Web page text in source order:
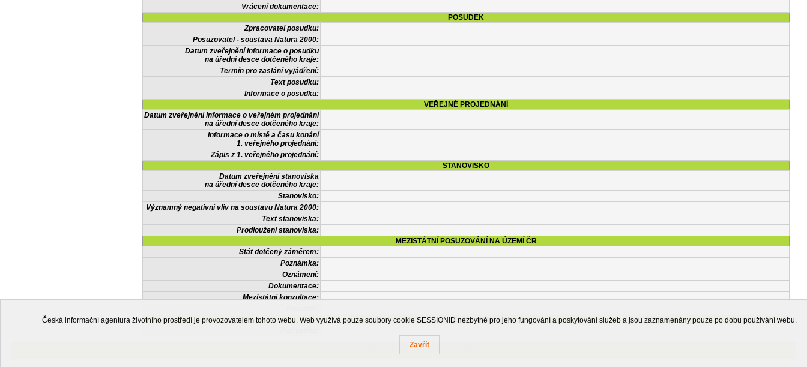
Vrácení dokumentace:
POSUDEK
Zpracovatel posudku:
Posuzovatel - soustava Natura 2000:
Datum zveřejnění informace o posudku
na úřední desce dotčeného kraje:
Termín pro zaslání vyjádření:
Text posudku:
Informace o posudku:
VEŘEJNÉ PROJEDNÁNÍ
Datum zveřejnění informace o veřejném projednání
na úřední desce dotčeného kraje:
Informace o místě a času konání
1. veřejného projednání:
Zápis z 1. veřejného projednání:
STANOVISKO
Datum zveřejnění stanoviska
na úřední desce dotčeného kraje:
Stanovisko:
Významný negativní vliv na soustavu Natura 2000:
Text stanoviska:
Prodloužení stanoviska:
MEZISTÁTNÍ POSUZOVÁNÍ NA ÚZEMÍ ČR
Stát dotčený záměrem:
Poznámka:
Oznámení:
Dokumentace:
Mezistátní konzultace:
OSTATNÍ INFORMACE
Česká informační agentura životního prostředí
Česká informační agentura životního prostředí je provozovatelem tohoto webu. Web využívá pouze soubory cookie SESSIONID nezbytné pro jeho fungování a poskytování služeb a jsou zaznamenány pouze po dobu používání webu.
Zavřít